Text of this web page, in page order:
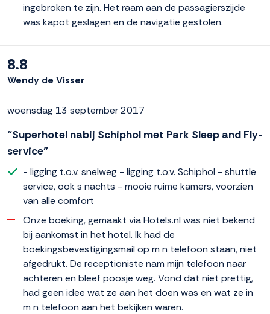
ingebroken te zijn. Het raam aan de passagierszijde
was kapot geslagen en de navigatie gestolen.
8.8
Wendy de Visser
woensdag 13 september 2017
“Superhotel nabij Schiphol met Park Sleep and Fly-
service”
- ligging t.o.v. snelweg - ligging t.o.v. Schiphol - shuttle
service, ook s nachts - mooie ruime kamers, voorzien
van alle comfort
Onze boeking, gemaakt via Hotels.nl was niet bekend
bij aankomst in het hotel. Ik had de
boekingsbevestigingsmail op m n telefoon staan, niet
afgedrukt. De receptioniste nam mijn telefoon naar
achteren en bleef poosje weg. Vond dat niet prettig,
had geen idee wat ze aan het doen was en wat ze in
m n telefoon aan het bekijken waren.